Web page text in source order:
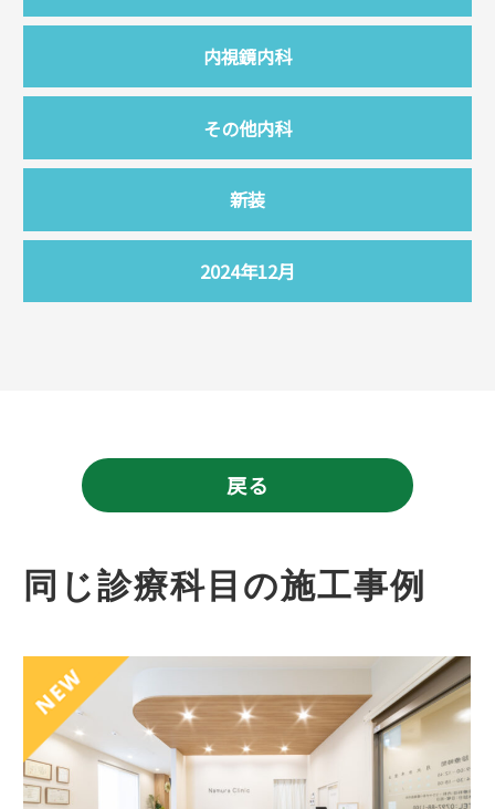
内視鏡内科
その他内科
新装
2024年12月
戻る
同じ診療科目の施工事例